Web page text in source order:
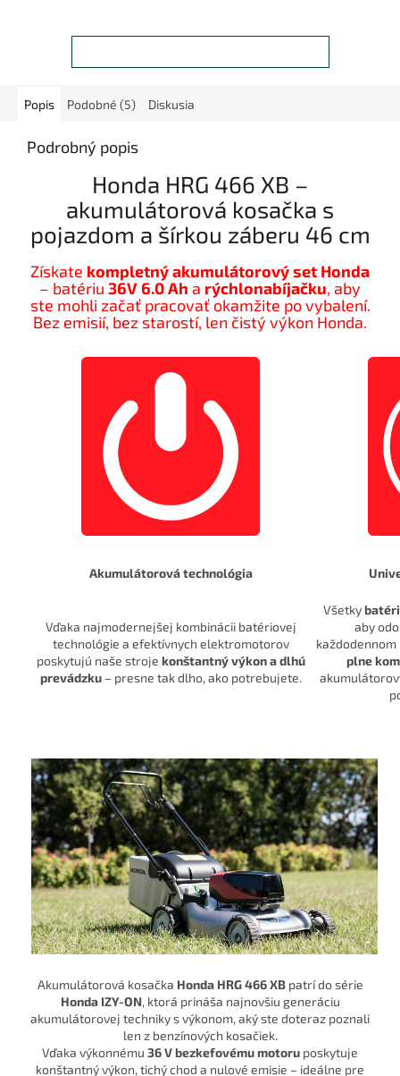
Popis Podobné (5) Diskusia
Podrobný popis
Honda HRG 466 XB –
akumulátorová kosačka s
pojazdom a šírkou záberu 46 cm
Získate kompletný akumulátorový set Honda
– batériu 36V 6.0 Ah a rýchlonabíjačku, aby
ste mohli začať pracovať okamžite po vybalení.
Bez emisií, bez starostí, len čistý výkon Honda.
Akumulátorová technológia
Vďaka najmodernejšej kombinácii batériovej
technológie a efektívnych elektromotorov
poskytujú naše stroje konštantný výkon a dlhú
prevádzku– presne tak dlho, ako potrebujete.
Všetky
aby
každodennom
plne
Akumulátorová kosačka Honda HRG 466 XBpatrí do série
Honda IZY-ON, ktorá prináša najnovšiu generáciu
akumulátorovej techniky s výkonom, aký ste doteraz poznali
len z benzínových kosačiek.
Vďaka výkonnému 36 V bezkefovému motoru poskytuje
konštantný výkon, tichý chod a nulové emisie – ideálne pre